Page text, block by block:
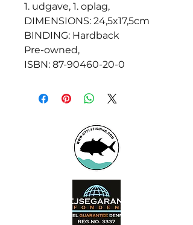
1. udgave, 1. oplag,
DIMENSIONS: 24,5x17,5cm
BINDING: Hardback
Pre-owned,
ISBN: 87-90460-20-0